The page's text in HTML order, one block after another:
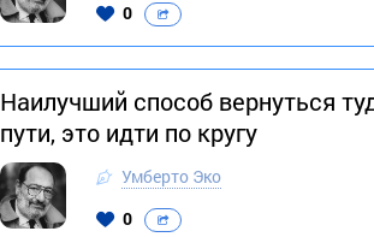
0
Наилучший способ вернуться
пути, это идти по кругу
Умберто Эко
0